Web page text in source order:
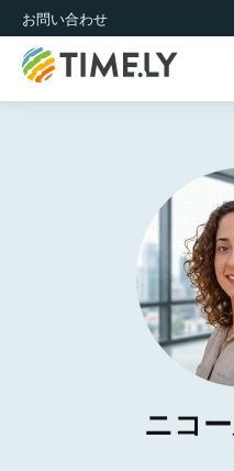
お問い合わせ
Timely
ニコ